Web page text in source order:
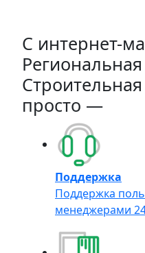
C интернет-
просто —
Поддержка
Поддержка
менеджерами